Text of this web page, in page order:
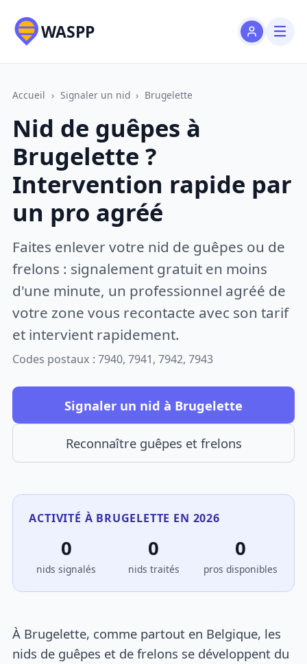
WASPP
Accueil › Signaler un nid › Brugelette
Nid de guêpes à
Brugelette ?
Intervention rapide par
un pro agréé
Faites enlever votre nid de guêpes ou de
frelons : signalement gratuit en moins
d'une minute, un professionnel agréé de
votre zone vous recontacte avec son tarif
et intervient rapidement.
Codes postaux : 7940, 7941, 7942, 7943
Signaler un nid à Brugelette
Reconnaître guêpes et frelons
ACTIVITÉ À BRUGELETTE EN 2026
0
nids signalés
0
nids traités
0
pros disponibles
À Brugelette, comme partout en Belgique, les
nids de guêpes et de frelons se développent du